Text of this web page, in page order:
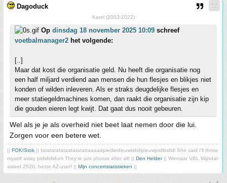
Dagoduck
Karel (2003-2022)
Op dinsdag 18 november 2025 10:09 schreef
voetbalmanager2 het volgende:
[..]
Maar dat kost die organisatie geld. Nu heeft die organisatie nog
een half miljard verdiend aan mensen die hun flesjes en blikjes niet
konden of wilden inleveren. Als er straks deugdelijke flesjes en
meer statiegeldmachines komen, dan raakt die organisatie zijn kip
die gouden eieren legt kwijt. Dat gaat dus nooit gebeuren.
Wel als je je als overheid niet beet laat nemen door die lui.
Zorgen voor een betere wet.
FOK!Stok || tatatatatataatatatattaaaaapiediedieuwtididipieuwpidibididi She said I'll throw
myself away pididididum They're just photos after all! || Den Helder|| Winnaar VBL Wijndal-
award 2020: beste AZ-user! || Mijn concertstatistieken